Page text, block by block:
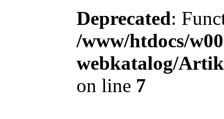
Deprecated:
/www/htdocs/
webkatalog/
on line 7